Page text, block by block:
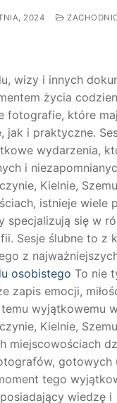
2024
wizy i innych
życia
fotografie, które
jak i praktyczne.
wydarzenia,
i
Kielnie,
istnieje wiele
specjalizują się w
Sesje ślubne to z
z
osobistego To nie
zapis emocji,
wyjątkowemu
Kielnie,
miejscowościach
gotowych
tego
wiedzę i